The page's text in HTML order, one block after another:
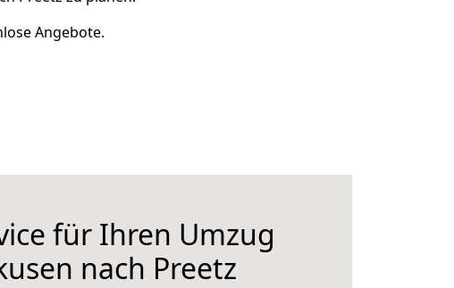
Angebote.
für Ihren Umzug
nach Preetz